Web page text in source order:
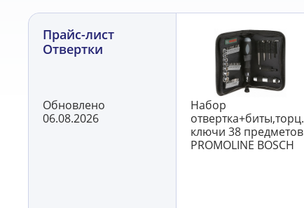
Прайс-лист
Отвертки
Обновлено
06.08.2026
Набор
отвертка+биты,торц.
ключи 38 предметов
PROMOLINE BOSCH